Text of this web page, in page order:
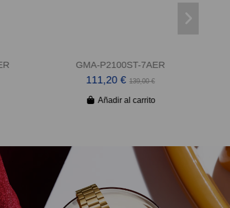
GMA-P2100ST-7AER
111,20 € 139,00 €
Añadir al carrito